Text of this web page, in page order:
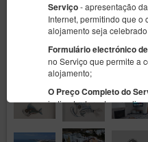
Serviço- apresentação
Internet, permitindo que o
alojamento seja
Formulário electrónico
no Serviço que permite a
alojamento;
O Preço Completo do
indicado durante a
todos os impostos
imposições públicas do
alojamento celebrado